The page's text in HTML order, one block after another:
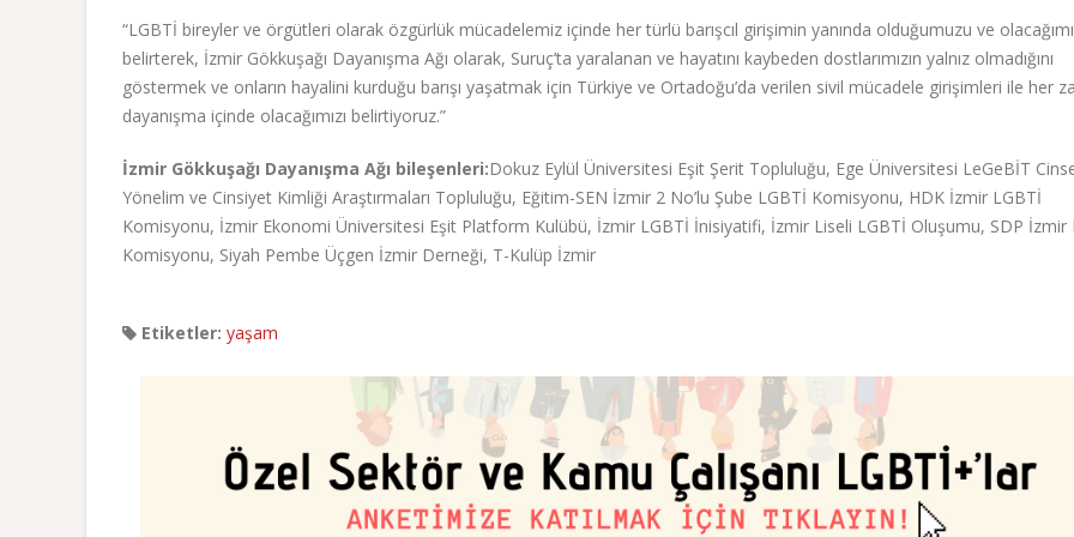
“LGBTİ bireyler ve örgütleri olarak özgürlük mücadelemiz içinde her türlü barışcıl girişimin yanında olduğumuzu ve
belirterek, İzmir Gökkuşağı Dayanışma Ağı olarak, Suruç’ta yaralanan ve hayatını kaybeden dostlarımızın yalnız olmadığını
göstermek ve onların hayalini kurduğu barışı yaşatmak için Türkiye ve Ortadoğu’da verilen sivil mücadele girişimleri ile her
dayanışma içinde olacağımızı belirtiyoruz.”
İzmir Gökkuşağı Dayanışma Ağı bileşenleri:Dokuz Eylül Üniversitesi Eşit Şerit Topluluğu, Ege Üniversitesi LeGeBİT
Yönelim ve Cinsiyet Kimliği Araştırmaları Topluluğu, Eğitim-SEN İzmir 2 No’lu Şube LGBTİ Komisyonu, HDK İzmir LGBTİ
Komisyonu, İzmir Ekonomi Üniversitesi Eşit Platform Kulübü, İzmir LGBTİ İnisiyatifi, İzmir Liseli LGBTİ Oluşumu, SDP İzmir
Komisyonu, Siyah Pembe Üçgen İzmir Derneği, T-Kulüp İzmir
Etiketler: yaşam